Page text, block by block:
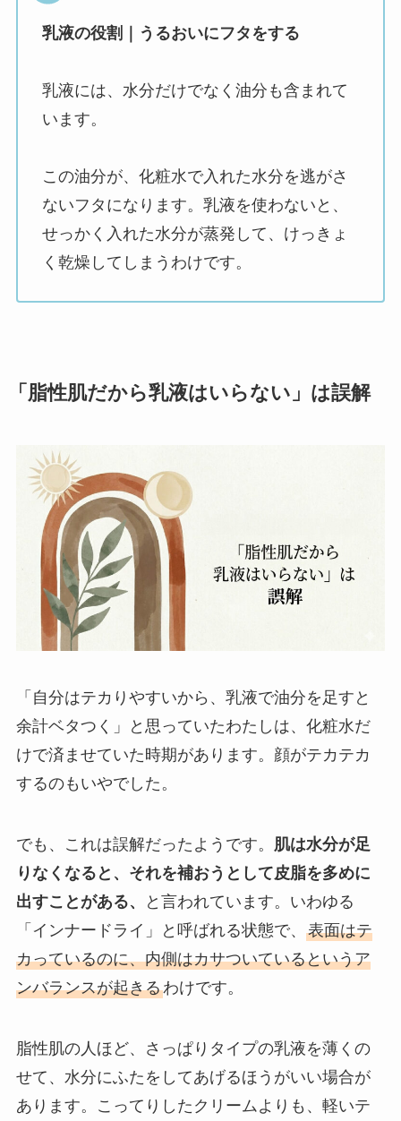
乳液の役割｜うるおいにフタをする
乳液には、水分だけでなく油分も含まれて
います。
この油分が、化粧水で入れた水分を逃がさ
ないフタになります。乳液を使わないと、
せっかく入れた水分が蒸発して、けっきょ
く乾燥してしまうわけです。
「脂性肌だから乳液はいらない」は誤解
「自分はテカりやすいから、乳液で油分を足すと
余計ベタつく」と思っていたわたしは、化粧水だ
けで済ませていた時期があります。顔がテカテカ
するのもいやでした。
でも、これは誤解だったようです。
肌は水分が足
りなくなると、それを補おうとして皮脂を多めに
出すことがある、
と言われています。いわゆる
「インナードライ」と呼ばれる状態で、 表面はテ
カっているのに、内側はカサついているというア
ンバランスが起きるわけです。
脂性肌の人ほど、さっぱりタイプの乳液を薄くの
せて、水分にふたをしてあげるほうがいい場合が
あります。こってりしたクリームよりも、軽いテ